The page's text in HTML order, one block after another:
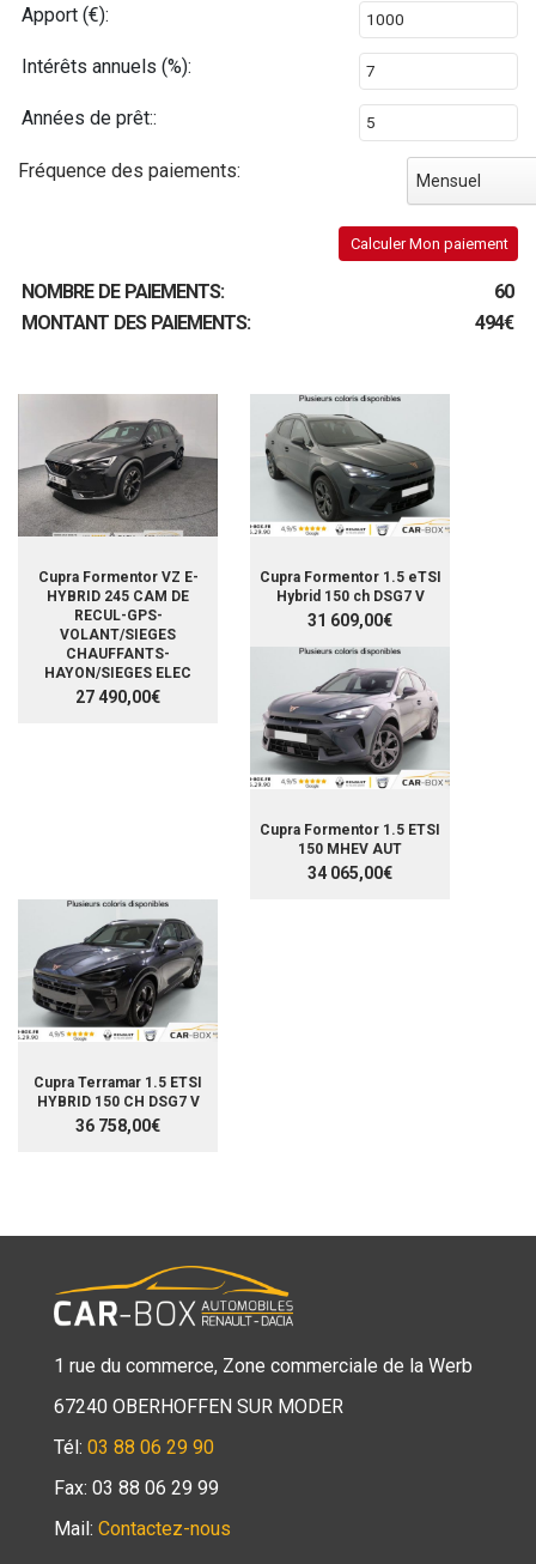
Apport (€):
Intérêts annuels (%):
Années de prêt::
Fréquence des paiements: Mensuel
Calculer Mon paiement
NOMBRE DE PAIEMENTS:
60
MONTANT DES PAIEMENTS:
494€
Cupra Formentor VZ E-
HYBRID 245 CAM DE
RECUL-GPS-
VOLANT/SIEGES
CHAUFFANTS-
HAYON/SIEGES ELEC
27 490,00€
Cupra Formentor 1.5 eTSI
Hybrid 150 ch DSG7 V
31 609,00€
Cupra Formentor 1.5 ETSI
150 MHEV AUT
34 065,00€
Cupra Terramar 1.5 ETSI
HYBRID 150 CH DSG7 V
36 758,00€
1 rue du commerce, Zone commerciale de la Werb
67240 OBERHOFFEN SUR MODER
Tél: 03 88 06 29 90
Fax: 03 88 06 29 99
Mail: Contactez-nous